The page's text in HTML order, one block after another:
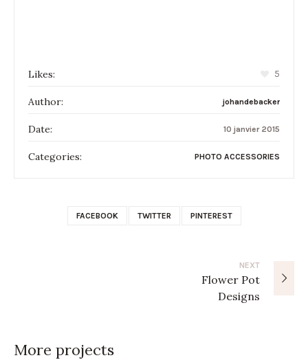
Likes: 5
Author: johandebacker
Date: 10 janvier 2015
Categories: PHOTO ACCESSORIES
FACEBOOK TWITTER PINTEREST
NEXT
Flower Pot
Designs
More projects